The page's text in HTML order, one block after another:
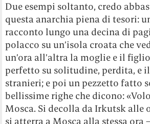
Due esempi soltanto, credo
questa anarchia piena di tesori:
racconto lungo una decina di
polacco su un’isola croata che
un’ora all’altra la moglie e il
perfetto su solitudine, perdita, e
stranieri; e poi un pezzetto fatto
bellissime righe che dicono:
Mosca. Si decolla da Irkutsk alle
si atterra a Mosca alla stessa